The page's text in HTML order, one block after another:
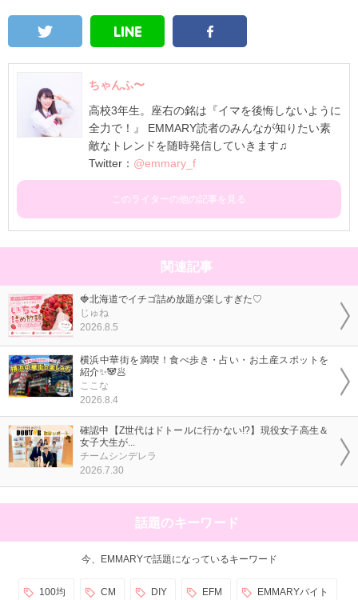
ちゃんふ〜
高校3年生。座右の銘は『イマを後悔しないように
全力で！』 EMMARY読者のみんなが知りたい素
敵なトレンドを随時発信していきます♫
Twitter： @emmary_f
このライターの他の記事を見る
関連記事
🍓北海道でイチゴ詰め放題が楽しすぎた♡
じゅね
2026.8.5
横浜中華街を満喫！食べ歩き・占い・お土産スポットを
紹介✨🐼🥟
ここな
2026.8.4
確認中【Z世代はドトールに行かない!?】現役女子高生＆
女子大生が...
チームシンデレラ
2026.7.30
話題のキーワード
今、EMMARYで話題になっているキーワード
100均 CM DIY EFM EMMARYバイト